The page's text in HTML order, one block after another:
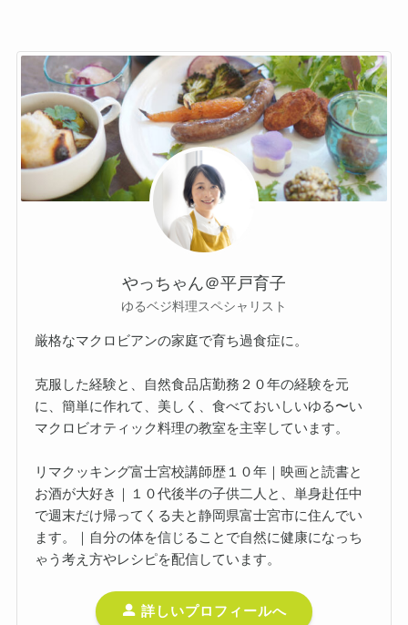
やっちゃん＠平戸育子
ゆるベジ料理スペシャリスト
厳格なマクロビアンの家庭で育ち過食症に。
克服した経験と、自然食品店勤務２０年の経験を元
に、簡単に作れて、美しく、食べておいしいゆる〜い
マクロビオティック料理の教室を主宰しています。
リマクッキング富士宮校講師歴１０年｜映画と読書と
お酒が大好き｜１０代後半の子供二人と、単身赴任中
で週末だけ帰ってくる夫と静岡県富士宮市に住んでい
ます。｜自分の体を信じることで自然に健康になっち
ゃう考え方やレシピを配信しています。
詳しいプロフィールへ